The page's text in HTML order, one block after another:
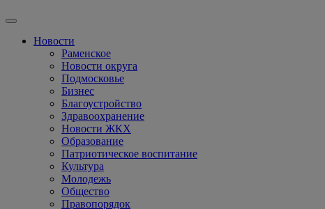
Новости
Раменское
Новости округа
Подмосковье
Бизнес
Благоустройство
Здравоохранение
Новости ЖКХ
Образование
Патриотическое воспитание
Культура
Молодежь
Общество
Правопорядок